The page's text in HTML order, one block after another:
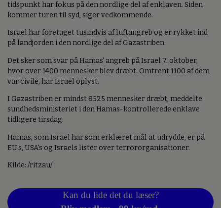
tidspunkt har fokus på den nordlige del af enklaven. Siden
kommer turen til syd, siger vedkommende.
Israel har foretaget tusindvis af luftangreb og er rykket ind
på landjorden i den nordlige del af Gazastriben.
Det sker som svar på Hamas' angreb på Israel 7. oktober,
hvor over 1400 mennesker blev dræbt. Omtrent 1100 af dem
var civile, har Israel oplyst.
I Gazastriben er mindst 8525 mennesker dræbt, meddelte
sundhedsministeriet i den Hamas-kontrollerede enklave
tidligere tirsdag.
Hamas, som Israel har som erklæret mål at udrydde, er på
EU's, USA's og Israels lister over terrororganisationer.
Kilde: /ritzau/
Kan du lide det du læser?